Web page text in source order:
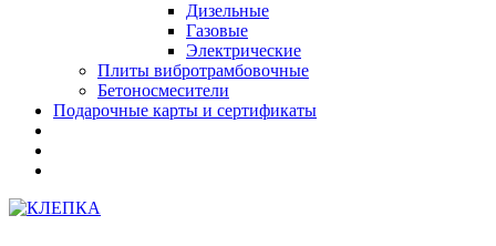
Дизельные
Газовые
Электрические
Плиты вибротрамбовочные
Бетоносмесители
Подарочные карты и сертификаты